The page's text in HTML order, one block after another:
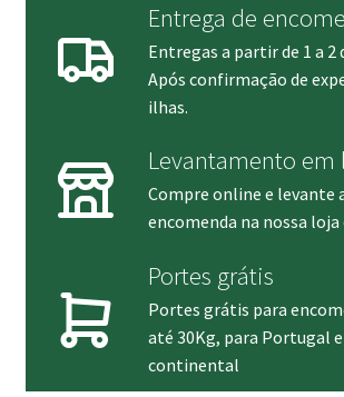
Entrega de
Entregas a partir de 1 a 2
Após confirmação de
ilhas.
Levantamento em
Compre online e levante
encomenda na nossa
Portes grátis
Portes grátis para
até 30Kg, para Portugal
continental